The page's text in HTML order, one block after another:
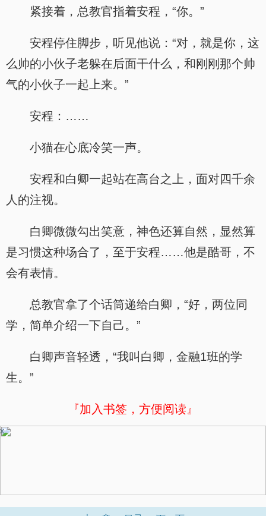
紧接着，总教官指着安程，“你。”
安程停住脚步，听见他说：“对，就是你，这
么帅的小伙子老躲在后面干什么，和刚刚那个帅
气的小伙子一起上来。”
安程：……
小猫在心底冷笑一声。
安程和白卿一起站在高台之上，面对四千余
人的注视。
白卿微微勾出笑意，神色还算自然，显然算
是习惯这种场合了，至于安程……他是酷哥，不
会有表情。
总教官拿了个话筒递给白卿，“好，两位同
学，简单介绍一下自己。”
白卿声音轻透，“我叫白卿，金融1班的学
生。”
『加入书签，方便阅读』
x